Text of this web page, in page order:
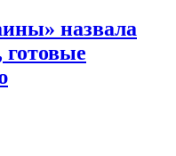
назвала
готовые